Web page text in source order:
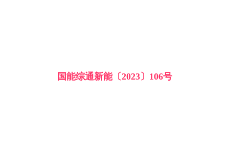
国能综通新能〔2023〕106号